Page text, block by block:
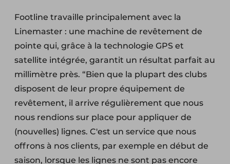
Footline travaille principalement avec la
Linemaster : une machine de revêtement de
pointe qui, grâce à la technologie GPS et
satellite intégrée, garantit un résultat parfait au
millimètre près. “Bien que la plupart des clubs
disposent de leur propre équipement de
revêtement, il arrive régulièrement que nous
nous rendions sur place pour appliquer de
(nouvelles) lignes. C'est un service que nous
offrons à nos clients, par exemple en début de
saison, lorsque les lignes ne sont pas encore